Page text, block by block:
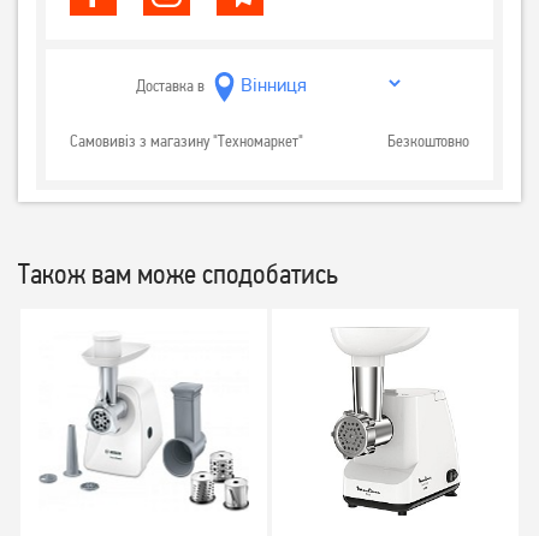
Доставка в
Самовивіз з магазину "Техномаркет" Безкоштовно
Також вам може сподобатись